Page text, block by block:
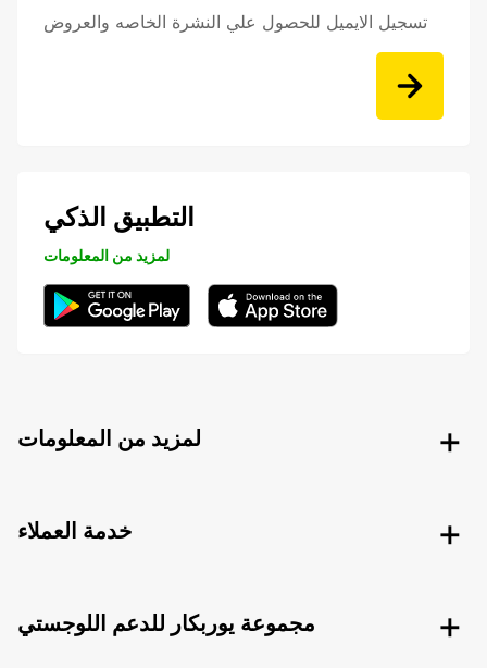
تسجيل الايميل للحصول علي النشرة الخاصه والعروض
التطبيق الذكي
لمزيد من المعلومات
لمزيد من المعلومات
خدمة العملاء
مجموعة يوربكار للدعم اللوجستي